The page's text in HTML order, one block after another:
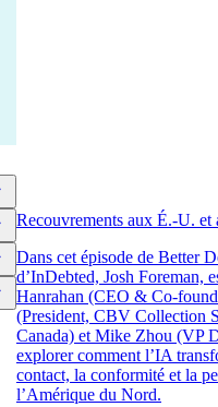
Recouvrements aux É.-U. et
Dans cet épisode de Better
d’InDebted, Josh Foreman,
Hanrahan (CEO & Co-
(President, CBV Collection
Canada) et Mike Zhou (VP
explorer comment l’IA
contact, la conformité et la
l’Amérique du Nord.